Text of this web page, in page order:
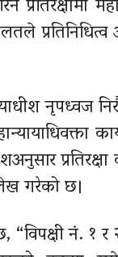
गरेको छ।
नं. १ र